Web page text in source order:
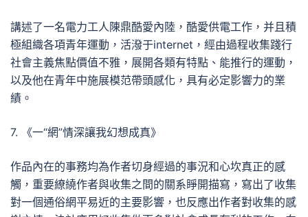
講述了一名電力工人陳鼎酷愛內陸，酷愛供電工作，并且積
極組織各項青年運動，活潑于internet，經由過程收集踐行
社會主義焦點價值不雅，展開各類有特點、能推行的運動，
以及他在青年中施展模范帶頭感化，具有必定影響力的業
績。
7. 《一“網”情深讓我幻想成真》
作品內在的事務均為作者切身經過的事況和心坎真正的感
觸，重要繚繞作者與收集之間的關系睜開描寫，寫出了收集
對一個通俗網平易近的主要影響，也反應出作者對收集的感